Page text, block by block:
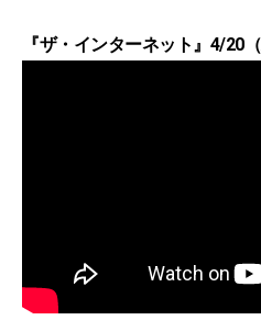
『ザ・インターネット』4/20